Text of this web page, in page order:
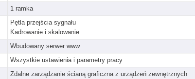
1 ramka
Pętla przejścia sygnału
Kadrowanie i skalowanie
Wbudowany serwer www
Wszystkie ustawienia i parametry pracy
Zdalne zarządzanie ścianą graficzna z urządzeń zewnętrznych